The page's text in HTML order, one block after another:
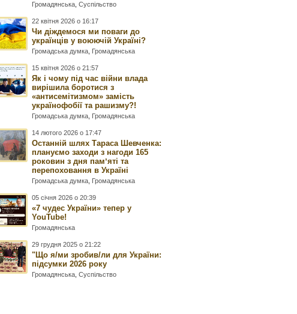
Громадянська ,Суспільство
22 квітня 2026 о 16:17
Чи діждемося ми поваги до
українців у воюючій Україні?
Громадська думка Громадянська
15 квітня 2026 о 21:57
Як і чому під час війни влада
вирішила боротися з
«антисемітизмом» замість
українофобії та рашизму?!
Громадська думка Громадянська
14 лютого 2026 о 17:47
Останній шлях Тараса Шевченка:
плануємо заходи з нагоди 165
роковин з дня памʼяті та
перепоховання в Україні
Громадська думка Громадянська
05 січня 2026 о 20:39
«7 чудес України» тепер у
YouTube!
Громадянська
29 грудня 2025 о 21:22
"Що я/ми зробив/ли для України:
підсумки 2026 року
Громадянська ,Суспільство